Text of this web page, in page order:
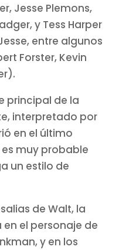
Jesse Plemons,
y Tess Harper
entre algunos
Forster, Kevin
principal de la
interpretado por
en el último
muy probable
un estilo de
de Walt, la
el personaje de
y en los